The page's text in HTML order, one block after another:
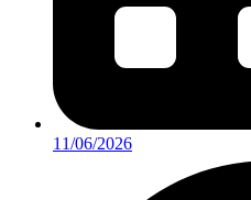
11/06/2026